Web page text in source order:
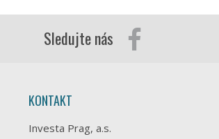
Sledujte nás
KONTAKT
Investa Prag, a.s.